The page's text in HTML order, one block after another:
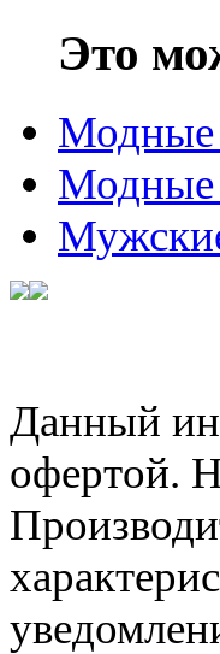
Это
Модные
Модные
Данный
офертой.